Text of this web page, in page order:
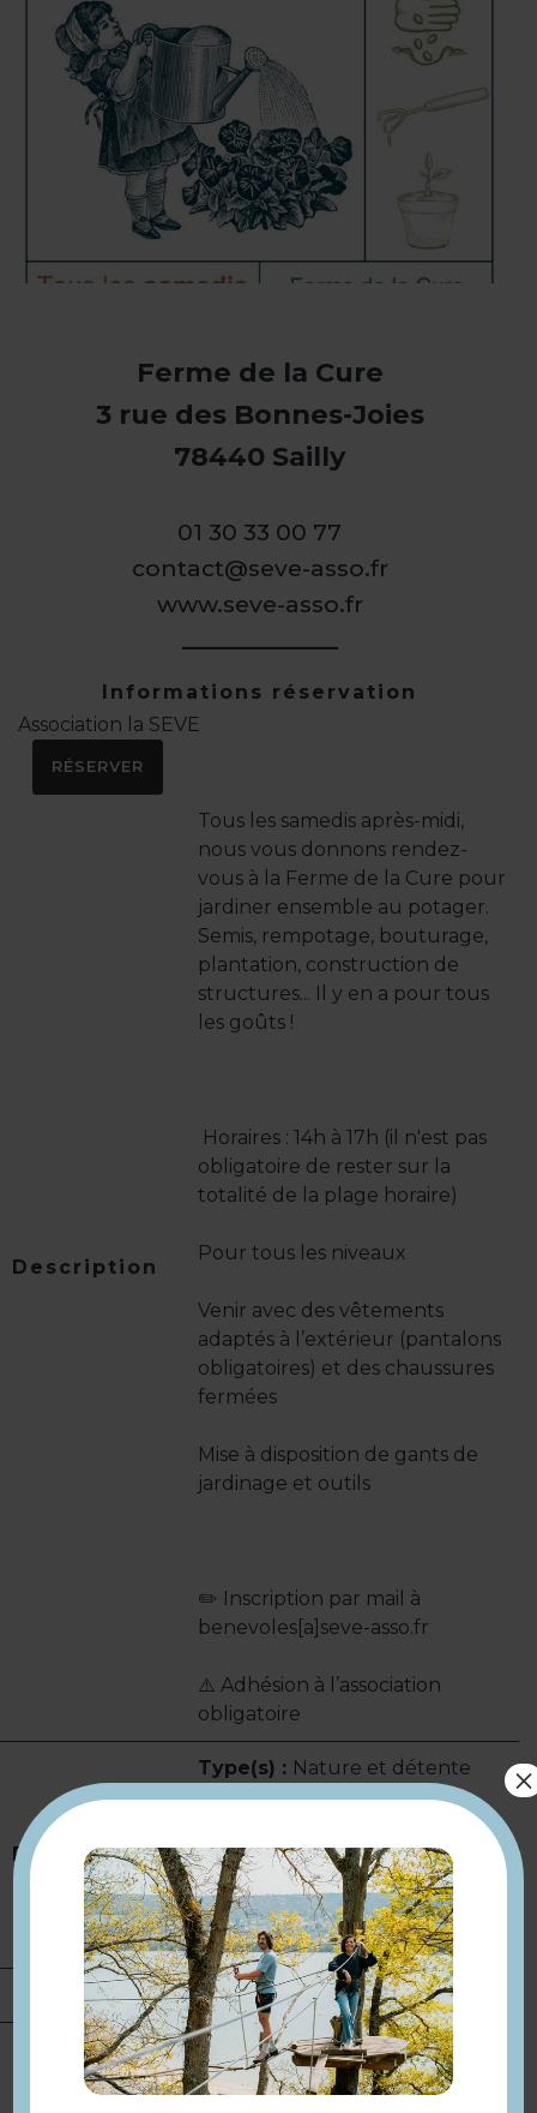
Ferme de la Cure
3 rue des Bonnes-Joies
78440 Sailly
01 30 33 00 77
contact@seve-asso.fr
www.seve-asso.fr
Informations réservation
Association la SEVE
RÉSERVER
Description
Tous les samedis après-midi,
nous vous donnons rendez-
vous à la Ferme de la Cure pour
jardiner ensemble au potager.
Semis, rempotage, bouturage,
plantation, construction de
structures... Il y en a pour tous
les goûts !
️ Horaires : 14h à 17h (il n'est pas
obligatoire de rester sur la
totalité de la plage horaire)
Pour tous les niveaux
Venir avec des vêtements
adaptés à l’extérieur (pantalons
obligatoires) et des chaussures
fermées
Mise à disposition de gants de
jardinage et outils
✏️ Inscription par mail à
benevoles[a]seve-asso.fr
⚠️ Adhésion à l’association
obligatoire
Présentation
Type(s) : Nature et détente
Catégorie(s) :Initiation /
découverte dans le cadre d'un
événement
Thème(s) :Environnement /
Développement durable
Portée :Regionale
Tarifs Gratuit.
Samedi 20 juin 2026 de 14h à
17h.
×